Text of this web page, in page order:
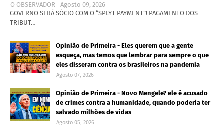
O OBSERVADOR
Agosto 09, 2026
GOVERNO SERÁ SÓCIO COM O “SPLYT PAYMENT”! PAGAMENTO DOS
TRIBUT…
Opinião de Primeira - Eles querem que a gente
esqueça, mas temos que lembrar para sempre o que
eles disseram contra os brasileiros na pandemia
Agosto 07, 2026
Opinião de Primeira - Novo Mengele? ele é acusado
de crimes contra a humanidade, quando poderia ter
salvado milhões de vidas
Agosto 05, 2026